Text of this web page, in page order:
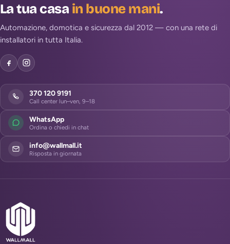
La tua casain buone mani.
Automazione, domotica e sicurezza dal 2012 — con una rete di
installatori in tutta Italia.
370 120 9191
Call center lun–ven, 9–18
WhatsApp
Ordina o chiedi in chat
info@wallmall.it
Risposta in giornata